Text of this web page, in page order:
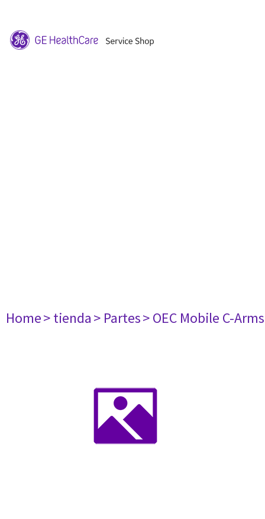
Home> tienda> Partes> OEC Mobile C-Arms